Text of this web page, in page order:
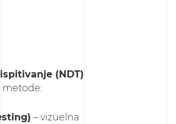
(NDT)
metode:
– vizuelna